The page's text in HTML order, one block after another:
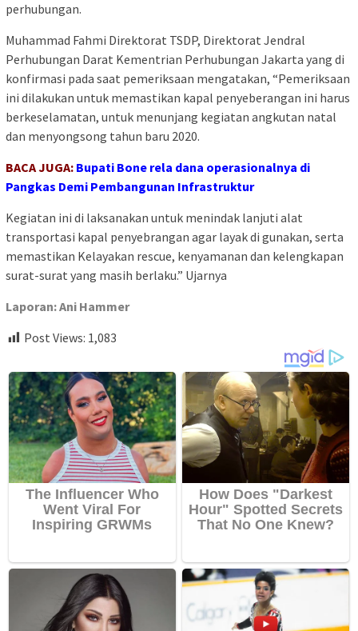
perhubungan.
Muhammad Fahmi Direktorat TSDP, Direktorat Jendral
Perhubungan Darat Kementrian Perhubungan Jakarta yang di
konfirmasi pada saat pemeriksaan mengatakan, “Pemeriksaan
ini dilakukan untuk memastikan kapal penyeberangan ini harus
berkeselamatan, untuk menunjang kegiatan angkutan natal
dan menyongsong tahun baru 2020.
BACA JUGA: Bupati Bone rela dana operasionalnya di
Pangkas Demi Pembangunan Infrastruktur
Kegiatan ini di laksanakan untuk menindak lanjuti alat
transportasi kapal penyebrangan agar layak di gunakan, serta
memastikan Kelayakan rescue, kenyamanan dan kelengkapan
surat-surat yang masih berlaku.” Ujarnya
Laporan: Ani Hammer
Post Views: 1,083